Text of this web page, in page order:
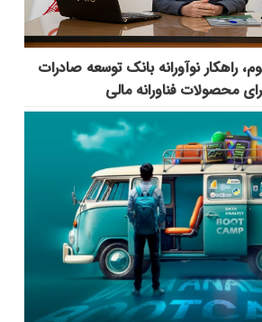
راهکار نوآورانه بانک توسعه صادرات
محصولات فناورانه مالی